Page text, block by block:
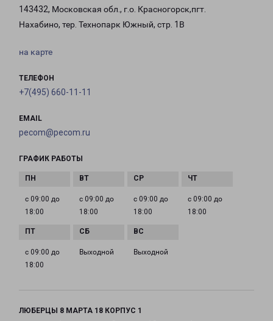
143432, Московская обл., г.о. Красногорск,пгт.
Нахабино, тер. Технопарк Южный, стр. 1В
на карте
ТЕЛЕФОН
+7(495) 660-11-11
EMAIL
pecom@pecom.ru
ГРАФИК РАБОТЫ
с 09:00 до
18:00
с 09:00 до
18:00
с 09:00 до
18:00
с 09:00 до
18:00
с 09:00 до
18:00
Выходной Выходной
ЛЮБЕРЦЫ 8 МАРТА 18 КОРПУС 1